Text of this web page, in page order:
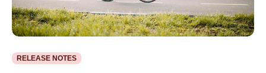
RELEASE NOTES